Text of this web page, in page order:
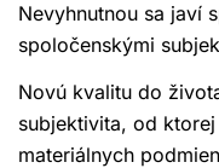
Nevyhnutnou sa javí
spoločenskými
Novú kvalitu do
subjektivita, od
materiálnych